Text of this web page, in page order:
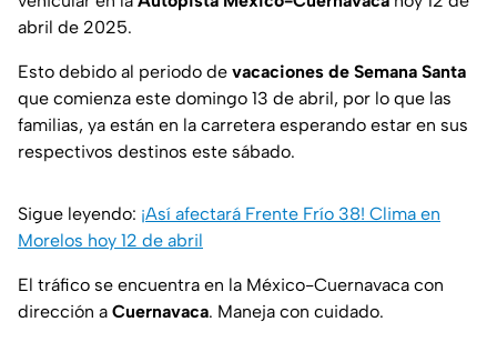
abril de 2025.
Esto debido al periodo de vacaciones de Semana Santa
que comienza este domingo 13 de abril, por lo que las
familias, ya están en la carretera esperando estar en sus
respectivos destinos este sábado.
Sigue leyendo: ¡Así afectará Frente Frío 38! Clima en
Morelos hoy 12 de abril
El tráfico se encuentra en la México-Cuernavaca con
dirección a Cuernavaca. Maneja con cuidado.